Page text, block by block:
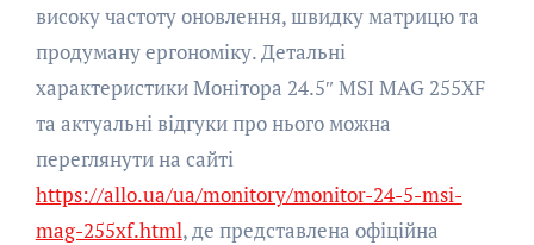
високу частоту оновлення, швидку матрицю та
продуману ергономіку. Детальні
характеристики Монітора 24.5″ MSI MAG 255XF
та актуальні відгуки про нього можна
переглянути на сайті
https://allo.ua/ua/monitory/monitor-24-5-msi-
mag-255xf.html, де представлена офіційна